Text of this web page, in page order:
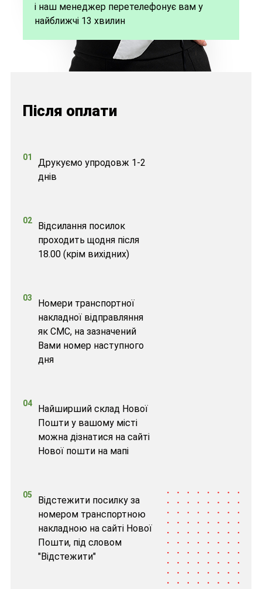
і наш менеджер перетелефонує вам у
найближчі 13 хвилин
Після оплати
01
Друкуємо упродовж 1-2
днів
02
Відсилання посилок
проходить щодня після
18.00 (крім вихідних)
03
Номери транспортної
накладної відправляння
як СМС, на зазначений
Вами номер наступного
дня
04
Найширший склад Нової
Пошти у вашому місті
можна дізнатися на сайті
Нової пошти на мапі
05
Відстежити посилку за
номером транспортною
накладною на сайті Нової
Пошти, під словом
"Відстежити"